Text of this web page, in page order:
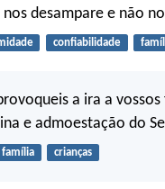
desampare e não
confiabilidade
a ira a
e admoestação do
família crianças